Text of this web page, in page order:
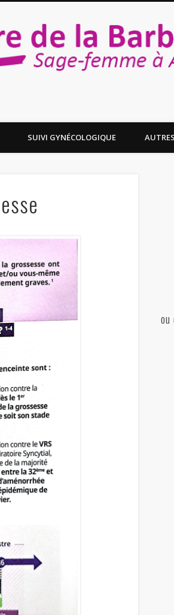
– Sage-femme à
SUIVI GYNÉCOLOGIQUE
ou